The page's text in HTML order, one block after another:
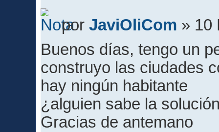
porJaviOliCom » 10
Buenos días, tengo un
construyo las ciudades
hay ningún habitante
¿alguien sabe la
Gracias de antemano